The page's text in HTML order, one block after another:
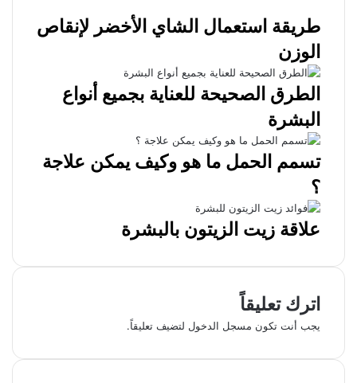
طريقة استعمال الشاي الأخضر لإنقاص
الوزن
الطرق الصحيحة للعناية بجميع أنواع
البشرة
تسمم الحمل ما هو وكيف يمكن علاجة
؟
علاقة زيت الزيتون بالبشرة
اترك تعليقاً
يجب أنت تكون مسجل الدخول لتضيف تعليقاً.